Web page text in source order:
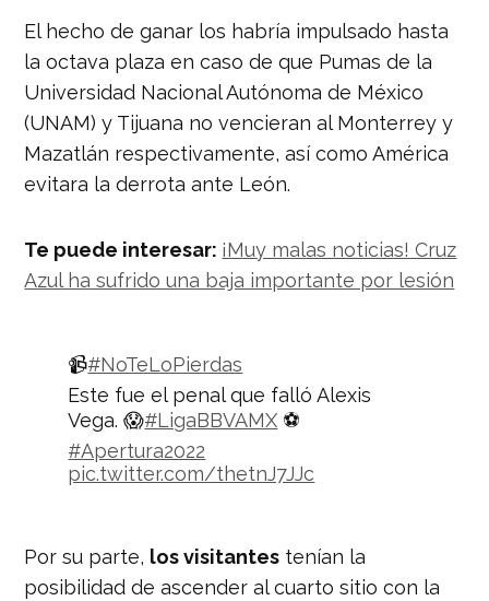
El hecho de ganar los habría impulsado hasta
la octava plaza en caso de que Pumas de la
Universidad Nacional Autónoma de México
(UNAM) y Tijuana no vencieran al Monterrey y
Mazatlán respectivamente, así como América
evitara la derrota ante León.
Te puede interesar: ¡Muy malas noticias! Cruz
Azul ha sufrido una baja importante por lesión
📹#NoTeLoPierdas
Este fue el penal que falló Alexis
Vega. 😱#LigaBBVAMX ⚽
#Apertura2022
pic.twitter.com/thetnJ7JJc
Por su parte, los visitantes tenían la
posibilidad de ascender al cuarto sitio con la